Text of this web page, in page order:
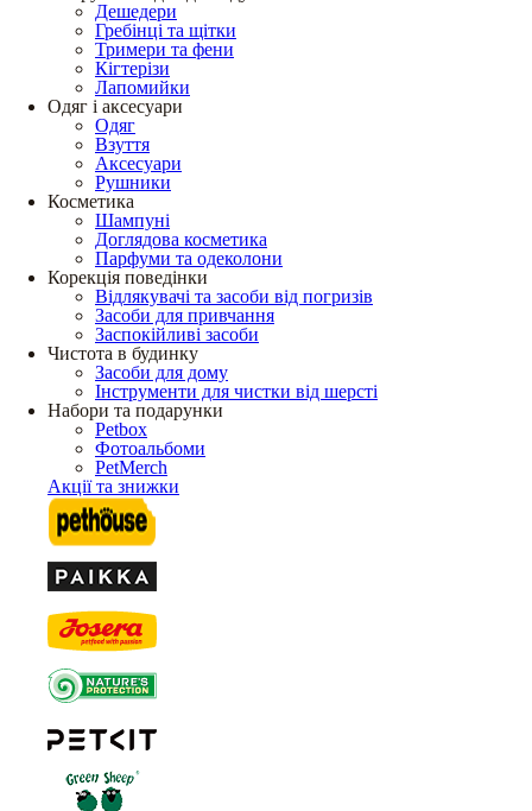
Дешедери
Гребінці та щітки
Тримери та фени
Кігтерізи
Лапомийки
Одяг і аксесуари
Одяг
Взуття
Аксесуари
Рушники
Косметика
Шампуні
Доглядова косметика
Парфуми та одеколони
Корекція поведінки
Відлякувачі та засоби від погризів
Засоби для привчання
Заспокійливі засоби
Чистота в будинку
Засоби для дому
Інструменти для чистки від шерсті
Набори та подарунки
Petbox
Фотоальбоми
PetMerch
Акції та знижки